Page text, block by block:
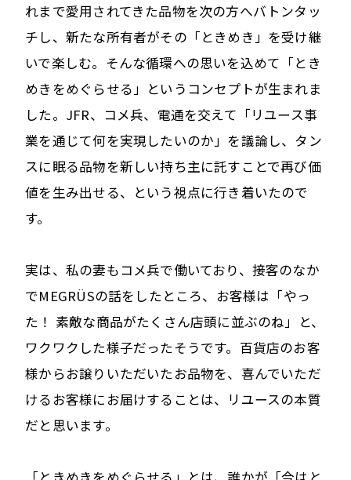
れまで愛用されてきた品物を次の方へバトンタッ
チし、新たな所有者がその「ときめき」を受け継
いで楽しむ。そんな循環への思いを込めて「とき
めきをめぐらせる」というコンセプトが生まれま
した。JFR、コメ兵、電通を交えて「リユース事
業を通じて何を実現したいのか」を議論し、タン
スに眠る品物を新しい持ち主に託すことで再び価
値を生み出せる、という視点に行き着いたので
す。
実は、私の妻もコメ兵で働いており、接客のなか
でMEGRÜSの話をしたところ、お客様は「やっ
た！ 素敵な商品がたくさん店頭に並ぶのね」と、
ワクワクした様子だったそうです。百貨店のお客
様からお譲りいただいたお品物を、喜んでいただ
けるお客様にお届けすることは、リユースの本質
だと思います。